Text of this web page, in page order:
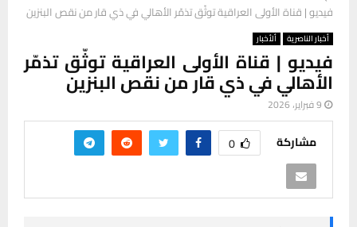
فيديو | قناة الأولى العراقية توثّق تذمّر الأهالي في ذي قار من نقص البنزين
أخبار الناصرية ألأخبار
فيديو | قناة الأولى العراقية توثّق تذمّر
الأهالي في ذي قار من نقص البنزين
9 فبراير، 2026
مشاركة 0